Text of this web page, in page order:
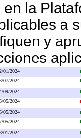
la
a
y
01/2024
07/2024
09/2024
05/2024
05/2024
05/2024
01/2024